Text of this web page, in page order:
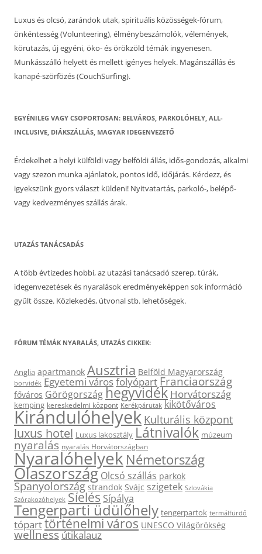
Luxus és olcsó, zarándok utak, spirituális közösségek-fórum,
önkéntesség (Volunteering), élménybeszámolók, vélemények,
körutazás, új egyéni, öko- és örökzöld témák ingyenesen.
Munkásszálló helyett és mellett igényes helyek. Magánszállás és
kanapé-szörfözés (CouchSurfing).
EGYÉNILEG VAGY CSOPORTOSAN: BELVÁROS, PARKOLÓHELY, ALL-
INCLUSIVE, DIÁKSZÁLLÁS, MAGYAR IDEGENVEZETŐ
Érdekelhet a helyi külföldi vagy belföldi állás, idős-gondozás, alkalmi
vagy szezon munka ajánlatok, pontos idő, időjárás. Kérdezz, és
igyekszünk gyors választ küldeni! Nyitvatartás, parkoló-, belépő-
vagy kedvezményes szállás árak.
UTAZÁS TANÁCSADÁS
A több évtizedes hobbi, az utazási tanácsadó szerep, túrák,
idegenvezetések és nyaralások eredményeképpen sok információ
gyűlt össze. Közlekedés, útvonal stb. lehetőségek.
FÓRUM TÉMÁK NYARALÁS, UTAZÁS CIKKEK:
Anglia apartmanok Ausztria Belföld Magyarország
borvidék Egyetemi városfolyópartFranciaország
főváros Görögországhegyvidék Horvátország
kemping kereskedelmi központ Kerékpárutak kikötőváros
Kirándulóhelyek Kulturális központ
luxus hotel Luxus lakosztály Látnivalók múzeum
nyaralás nyaralás Horvátországban
Nyaralóhelyek Németország
Olaszország Olcsó szállás parkok
Spanyolország strandok Svájc szigetek Szlovákia
Szórakozóhelyek Síelés Sípálya
Tengerparti üdülőhely tengerpartok termálfürdő
tóparttörténelmi város UNESCO Világörökség
wellnessútikalauz